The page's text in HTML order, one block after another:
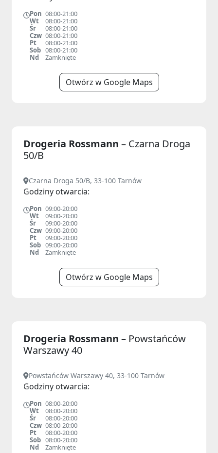
Pon 08:00-21:00
Wt
08:00-21:00
Śr
08:00-21:00
Czw 08:00-21:00
Pt
08:00-21:00
Sob 08:00-21:00
Nd
Zamknięte
Otwórz w Google Maps
Drogeria Rossmann – Czarna Droga
50/B
Czarna Droga 50/B, 33-100 Tarnów
Godziny otwarcia:
Pon 09:00-20:00
Wt
09:00-20:00
Śr
09:00-20:00
Czw 09:00-20:00
Pt
09:00-20:00
Sob 09:00-20:00
Nd
Zamknięte
Otwórz w Google Maps
Drogeria Rossmann – Powstańców
Warszawy 40
Powstańców Warszawy 40, 33-100 Tarnów
Godziny otwarcia:
Pon 08:00-20:00
Wt
08:00-20:00
Śr
08:00-20:00
Czw 08:00-20:00
Pt
08:00-20:00
Sob 08:00-20:00
Nd
Zamknięte